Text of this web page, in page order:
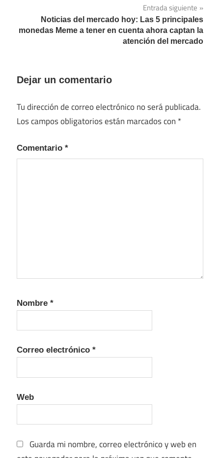
Entrada siguiente
Noticias del mercado hoy: Las 5 principales
monedas Meme a tener en cuenta ahora captan la
atención del mercado
Dejar un comentario
Tu dirección de correo electrónico no será publicada.
Los campos obligatorios están marcados con *
Comentario *
Nombre *
Correo electrónico *
Web
Guarda mi nombre, correo electrónico y web en